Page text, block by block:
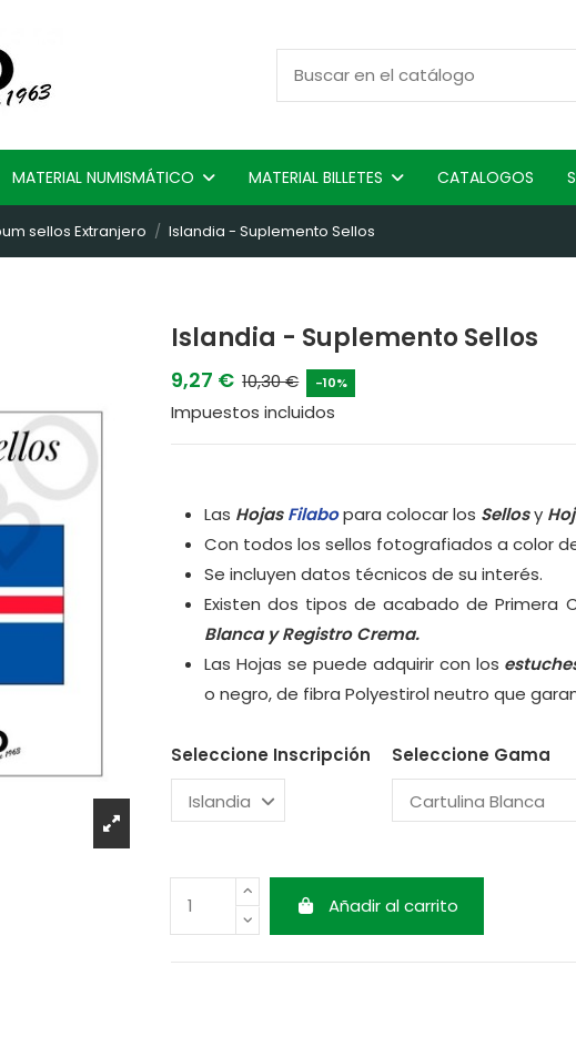
MATERIAL NUMISMÁTICO MATERIAL BILLETES CATALOGOS
sellos Extranjero Islandia - Suplemento Sellos
Islandia - Suplemento Sellos
9,27 € 10,30 € -10%
Impuestos incluidos
Las HojasFilabopara colocar los Sellosy
Con todos los sellos fotografiados a color
Se incluyen datos técnicos de su interés.
Existen dos tipos de acabado de Primera
Blanca yRegistro Crema.
Las Hojas se puede adquirir con los
o negro, de fibra Polyestirol neutro que
Seleccione Inscripción Seleccione Gama
Añadir al carrito